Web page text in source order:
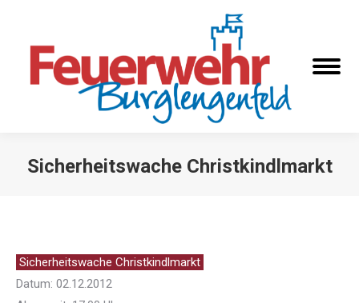
Sicherheitswache Christkindlmarkt
Sicherheitswache Christkindlmarkt
Datum: 02.12.2012